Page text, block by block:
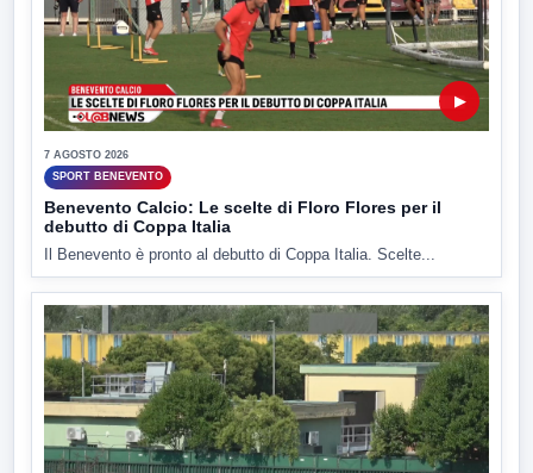
▶
7 AGOSTO 2026
SPORT BENEVENTO
Benevento Calcio: Le scelte di Floro Flores per il
debutto di Coppa Italia
Il Benevento è pronto al debutto di Coppa Italia. Scelte...